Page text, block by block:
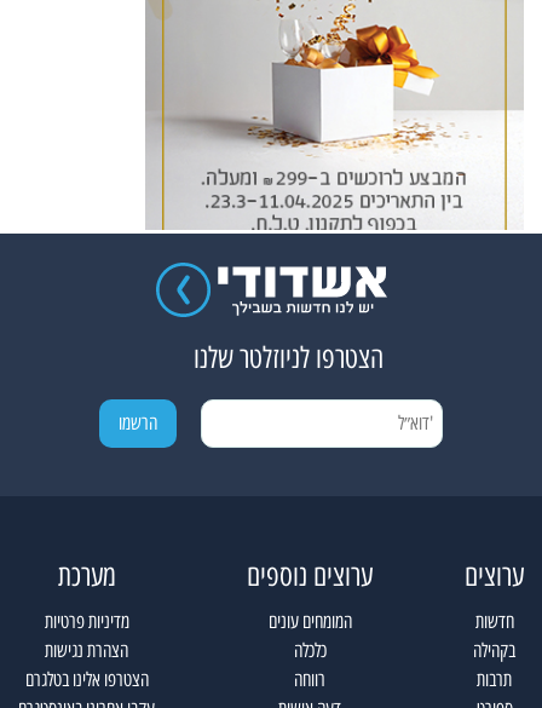
הצטרפו לניוזלטר שלנו
ערוצים
חדשות
בקהילה
תרבות
ערוצים נוספים
המומחים עונים
כלכלה
רווחה
מערכת
מדיניות פרטיות
הצהרת נגישות
הצטרפו אלינו בטלגרם